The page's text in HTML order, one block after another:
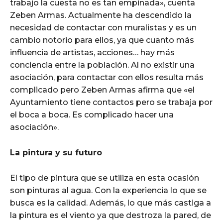
trabajo la cuesta no es tan empinada», cuenta
Zeben Armas. Actualmente ha descendido la
necesidad de contactar con muralistas y es un
cambio notorio para ellos, ya que cuanto más
influencia de artistas, acciones… hay más
conciencia entre la población. Al no existir una
asociación, para contactar con ellos resulta más
complicado pero Zeben Armas afirma que «el
Ayuntamiento tiene contactos pero se trabaja por
el boca a boca. Es complicado hacer una
asociación».
La pintura y su futuro
El tipo de pintura que se utiliza en esta ocasión
son pinturas al agua. Con la experiencia lo que se
busca es la calidad. Además, lo que más castiga a
la pintura es el viento ya que destroza la pared, de